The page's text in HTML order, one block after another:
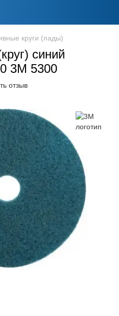
круги (пады)
синий
3M 5300
отзыв